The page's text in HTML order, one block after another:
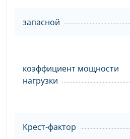
запасной
коэффициент мощности
нагрузки
Крест-фактор